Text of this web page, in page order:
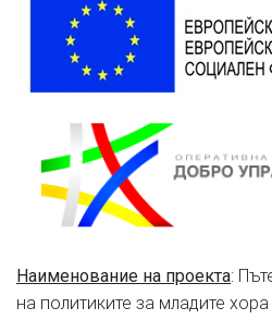
Наименование на проекта:
на политиките за младите